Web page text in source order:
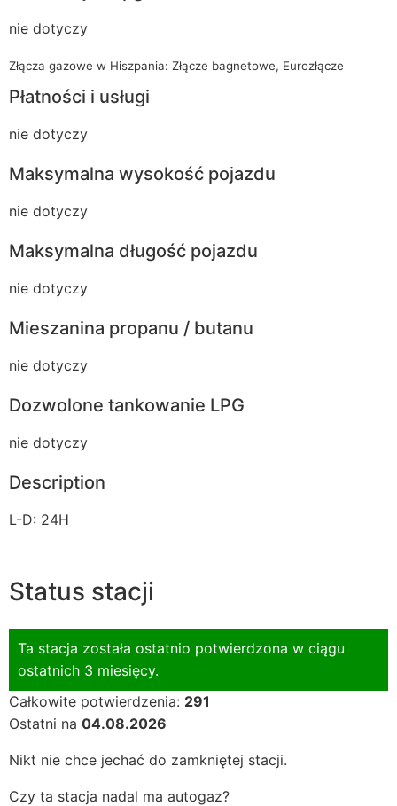
nie dotyczy
Złącza gazowe w Hiszpania: Złącze bagnetowe, Eurozłącze
Płatności i usługi
nie dotyczy
Maksymalna wysokość pojazdu
nie dotyczy
Maksymalna długość pojazdu
nie dotyczy
Mieszanina propanu / butanu
nie dotyczy
Dozwolone tankowanie LPG
nie dotyczy
Description
L-D: 24H
Status stacji
Ta stacja została ostatnio potwierdzona w ciągu
ostatnich 3 miesięcy.
Całkowite potwierdzenia: 291
Ostatni na 04.08.2026
Nikt nie chce jechać do zamkniętej stacji.
Czy ta stacja nadal ma autogaz?